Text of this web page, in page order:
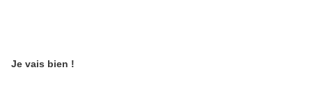
Je vais bien !